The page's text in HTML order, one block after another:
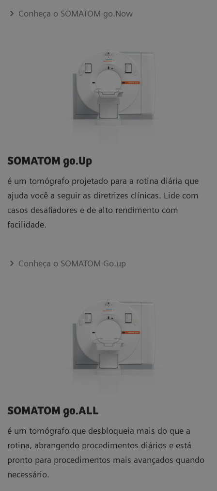
Conheça o SOMATOM go.Now
SOMATOM go.Up
é um tomógrafo projetado para a rotina diária que
ajuda você a seguir as diretrizes clínicas. Lide com
casos desafiadores e de alto rendimento com
facilidade.
Conheça o SOMATOM Go.up
SOMATOM go.ALL
é um tomógrafo que desbloqueia mais do que a
rotina, abrangendo procedimentos diários e está
pronto para procedimentos mais avançados quando
necessário.